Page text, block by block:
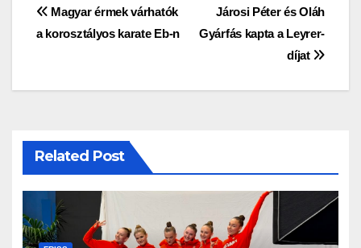
Bejegyzés
navigáció
Járosi Péter és Oláh
Gyárfás kapta a Leyrer-
díjat
Magyar érmek várhatók
a korosztályos karate Eb-n
Related Post